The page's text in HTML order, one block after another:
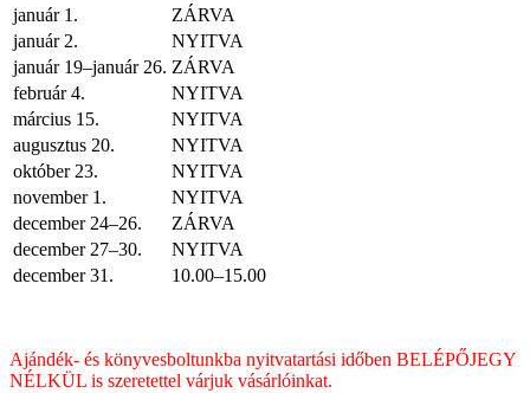
január 1.
ZÁRVA
január 2.
NYITVA
január 19–január 26. ZÁRVA
február 4.
NYITVA
március 15.
NYITVA
augusztus 20.
NYITVA
október 23.
NYITVA
november 1.
NYITVA
december 24–26.
ZÁRVA
december 27–30.
NYITVA
december 31.
10.00–15.00
Ajándék- és könyvesboltunkba nyitvatartási időben BELÉPŐJEGY
NÉLKÜL is szeretettel várjuk vásárlóinkat.